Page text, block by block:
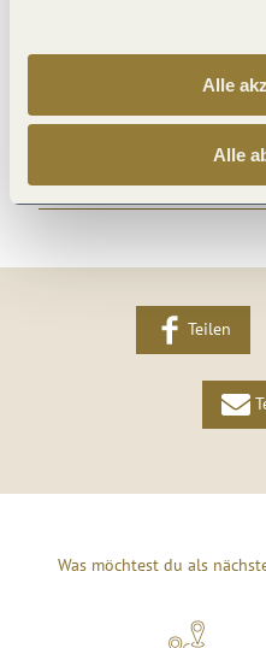
Alle
Alle
Fremdsprachen
Teilen
Was möchtest du als